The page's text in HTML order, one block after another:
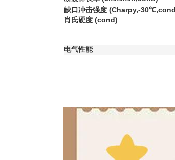
缺口冲击强度 (Charpy,-
肖氏硬度 (cond)
电气性能